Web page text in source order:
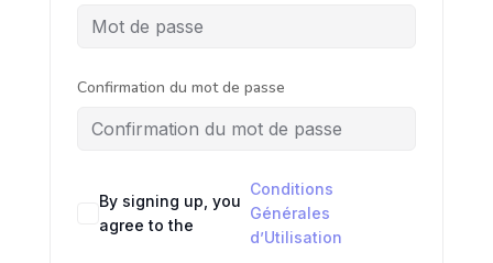
Confirmation du mot de passe
By signing up, you
agree to the
Conditions
Générales
d’Utilisation